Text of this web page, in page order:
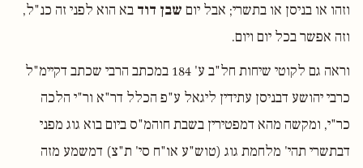
וזהו או בניסן או בתשרי; אבל יום שבן דוד בא הוא לפני זה כנ"ל,
וזה אפשר בכל יום ויום.
וראה גם לקוטי שיחות חל"ב ע' 184 במכתב הרבי שכתב דקיימ"ל
כרבי יהושע דבניסן עתידין ליגאל ע"פ הכלל דר"א ור"י הלכה
כר"י, ומקשה מהא דמפטירין בשבת חוהמ"ס ביום בוא גוג מפני
דבתשרי תהי' מלחמת גוג (טוש"ע או"ח סי' ת"צ) דמשמע מזה